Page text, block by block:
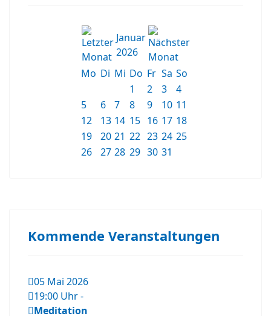
Januar
2026
Mo Di Mi Do Fr Sa So
1
2 3
4
5
6 7 8 9 10 11
12
13 14 15 16 17 18
19
20 21 22 23 24 25
26
27 28 29 30 31
Kommende Veranstaltungen
05 Mai 2026
19:00 Uhr-
Meditation